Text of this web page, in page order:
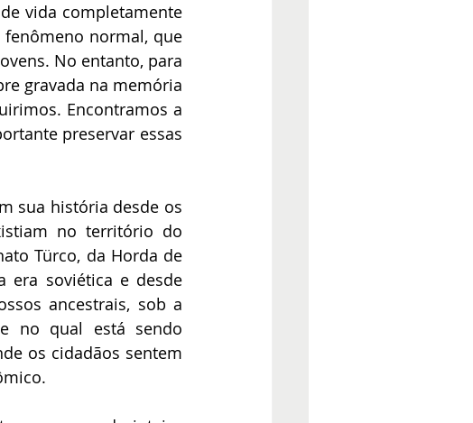
vida completamente
fenômeno normal, que
No entanto, para
gravada na memória
Encontramos a
preservar essas
sua história desde os
no território do
Türco, da Horda de
era soviética e desde
ancestrais, sob a
no qual está sendo
os cidadãos sentem